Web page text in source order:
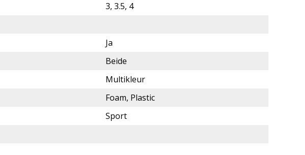
3, 3.5, 4
Ja
Beide
Multikleur
Foam, Plastic
Sport